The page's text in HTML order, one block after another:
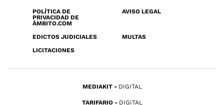
POLÍTICA DE
PRIVACIDAD DE
ÁMBITO.COM
AVISO LEGAL
EDICTOS JUDICIALES
MULTAS
LICITACIONES
MEDIAKIT DIGITAL
TARIFARIO DIGITAL